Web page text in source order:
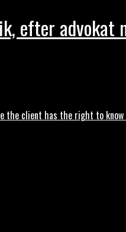
efter
the client has the right to